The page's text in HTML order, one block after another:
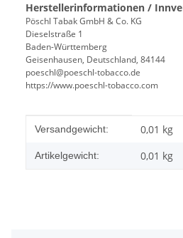
Herstellerinformationen /
Pöschl Tabak GmbH & Co. KG
Dieselstraße 1
Baden-Württemberg
Geisenhausen, Deutschland, 84144
poeschl@poeschl-tobacco.de
https://www.poeschl-tobacco.com
Produkteigenschaft
Wert
Versandgewicht: 0,01 kg
Artikelgewicht: 0,01 kg